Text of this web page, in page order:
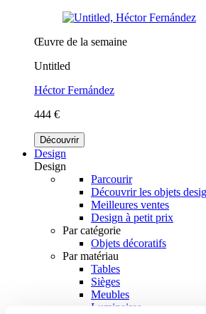
Œuvre de la semaine
Untitled
Héctor Fernández
444 €
Découvrir
Design
Design
Parcourir
Découvrir les objets
Meilleures ventes
Design à petit prix
Par catégorie
Objets décoratifs
Par matériau
Tables
Sièges
Meubles
Luminaires